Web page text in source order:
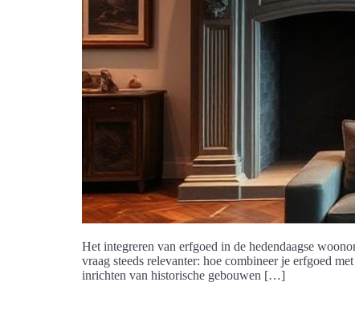
Het integreren van erfgoed in de hedendaagse
vraag steeds relevanter: hoe combineer je erfgoed
inrichten van historische gebouwen […]